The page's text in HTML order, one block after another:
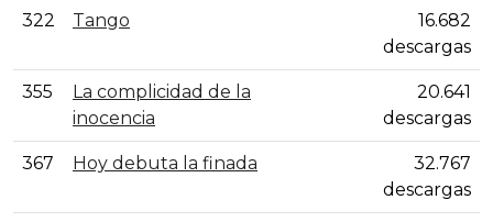
322 Tango
16.682
descargas
355
La complicidad de la
inocencia
20.641
descargas
367 Hoy debuta la finada
32.767
descargas